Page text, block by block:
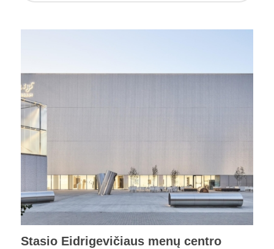
Stasio Eidrigevičiaus menų centro